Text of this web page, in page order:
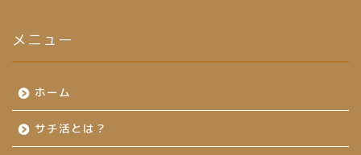
メニュー
ホーム
サチ活とは？